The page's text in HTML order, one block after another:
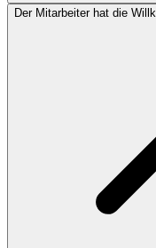
Der Mitarbeiter hat die